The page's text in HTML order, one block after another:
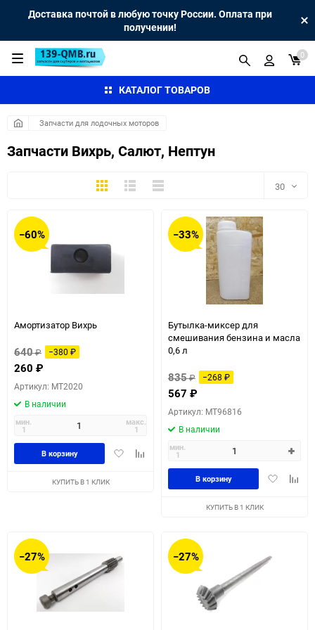
Доставка почтой в любую точку России. Оплата при
получении!
КАТАЛОГ ТОВАРОВ
0
Запчасти для лодочных моторов
Запчасти Вихрь, Салют, Нептун
ПлиткаПодробноКомпактно 30
30
60
150
−60%
Амортизатор Вихрь
640₽ −380 ₽
260 ₽
Артикул: MT2020
В наличии
мин.
1
макс.
1
ДобавитьДобавить
В корзину
КУПИТЬ В 1 КЛИК
−33%
Бутылка-миксер для
смешивания бензина и масла
0,6 л
835₽ −268 ₽
567 ₽
Артикул: MT96816
В наличии
мин.
1
Добавить
В корзину
КУПИТЬ В 1 КЛИК
−27% −27%